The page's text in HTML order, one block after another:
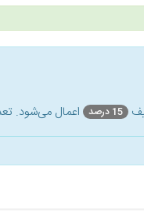
15 درصد اعمال می‌شود.